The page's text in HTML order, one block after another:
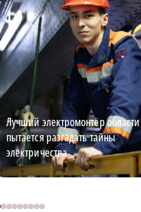
Лучший электромонтёр области
пытается разгадать тайны
электричества